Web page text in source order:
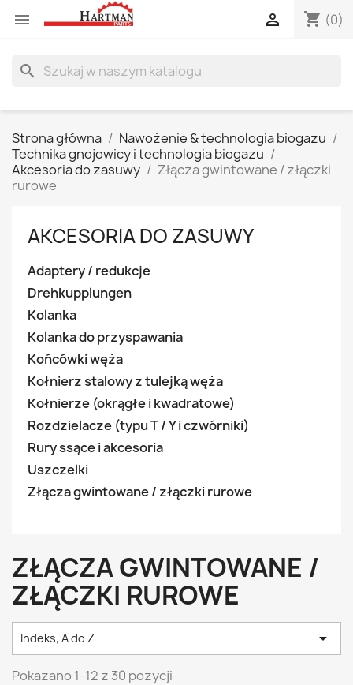
 shopping_cart (0)

search
Strona główna
Nawożenie & technologia biogazu
Technika gnojowicy i technologia biogazu
Akcesoria do zasuwy
Złącza gwintowane / złączki
rurowe
AKCESORIA DO ZASUWY
Adaptery / redukcje
Drehkupplungen
Kolanka
Kolanka do przyspawania
Końcówki węża
Kołnierz stalowy z tulejką węża
Kołnierze (okrągłe i kwadratowe)
Rozdzielacze (typu T / Y i czwórniki)
Rury ssące i akcesoria
Uszczelki
Złącza gwintowane / złączki rurowe
ZŁĄCZA GWINTOWANE /
ZŁĄCZKI RUROWE
Indeks, A do Z 
Pokazano 1-12 z 30 pozycji